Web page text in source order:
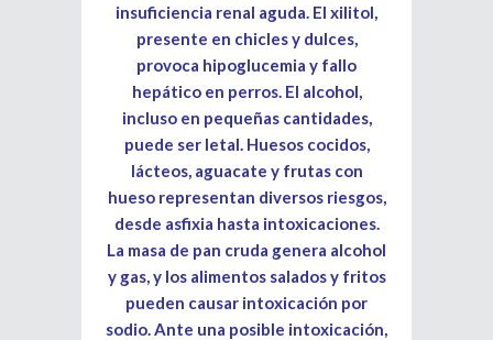
insuficiencia renal aguda. El xilitol,
presente en chicles y dulces,
provoca hipoglucemia y fallo
hepático en perros. El alcohol,
incluso en pequeñas cantidades,
puede ser letal. Huesos cocidos,
lácteos, aguacate y frutas con
hueso representan diversos riesgos,
desde asfixia hasta intoxicaciones.
La masa de pan cruda genera alcohol
y gas, y los alimentos salados y fritos
pueden causar intoxicación por
sodio. Ante una posible intoxicación,